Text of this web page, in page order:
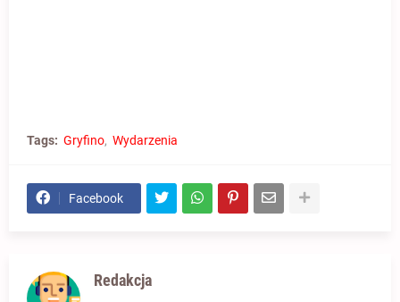
Tags: Gryfino Wydarzenia
Facebook
Redakcja